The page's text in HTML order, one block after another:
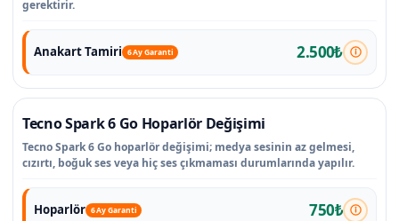
gerektirir.
Anakart Tamiri 6 Ay Garanti 2.500₺
Tecno Spark 6 Go Hoparlör Değişimi
Tecno Spark 6 Go hoparlör değişimi; medya sesinin az gelmesi,
cızırtı, boğuk ses veya hiç ses çıkmaması durumlarında yapılır.
Hoparlör 6 Ay Garanti 750₺